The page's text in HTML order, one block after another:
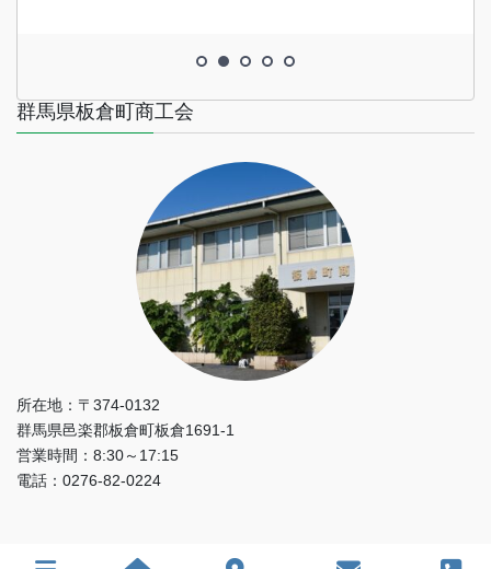
群馬県板倉町商工会
所在地：〒374-0132
群馬県邑楽郡板倉町板倉1691-1
営業時間：8:30～17:15
電話：0276-82-0224